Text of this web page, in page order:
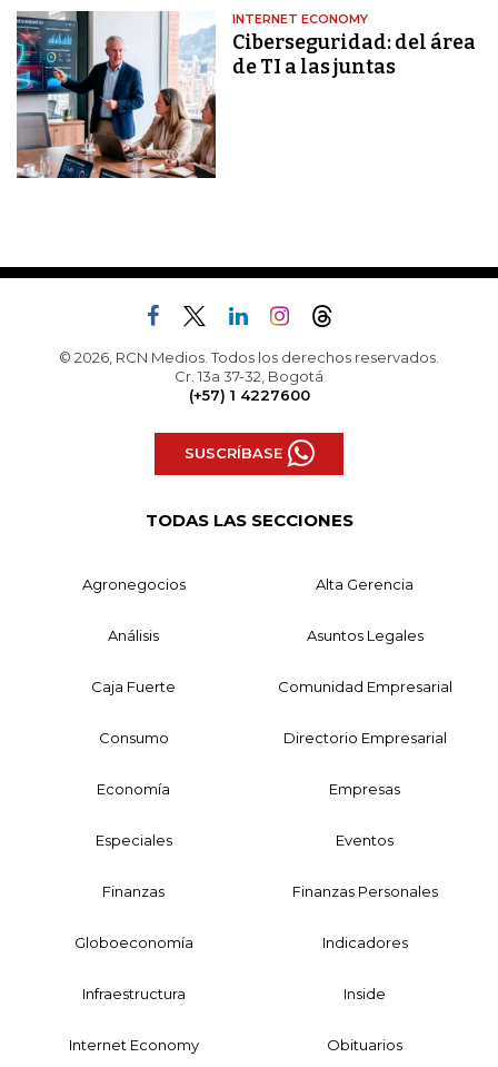
INTERNET ECONOMY
Ciberseguridad: del área
de TI a las juntas
© 2026, RCN Medios. Todos los derechos reservados.
Cr. 13a 37-32, Bogotá
(+57) 1 4227600
SUSCRÍBASE
TODAS LAS SECCIONES
Agronegocios Alta Gerencia
Análisis Asuntos Legales
Caja Fuerte Comunidad Empresarial
Consumo Directorio Empresarial
Economía Empresas
Especiales Eventos
Finanzas Finanzas Personales
Globoeconomía Indicadores
Infraestructura Inside
Internet Economy Obituarios